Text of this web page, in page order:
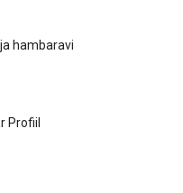
hambaravi
Profiil